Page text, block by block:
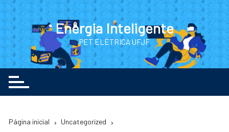
Ir
para
o
conteúdo
Energia Inteligente
PET ELÉTRICA UFJF
Página inicial
Uncategorized